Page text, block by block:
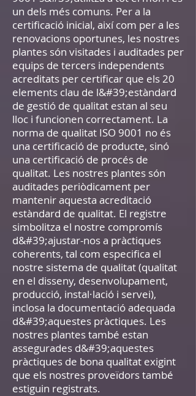
un dels més comuns. Per a la
certificació inicial, així com per a les
renovacions oportunes, les nostres
plantes són visitades i auditades per
equips de tercers independents
acreditats per certificar que els 20
elements clau de l&#39;estàndard
de gestió de qualitat estan al seu
lloc i funcionen correctament. La
norma de qualitat ISO 9001 no és
una certificació de producte, sinó
una certificació de procés de
qualitat. Les nostres plantes són
auditades periòdicament per
mantenir aquesta acreditació
estàndard de qualitat. El registre
simbolitza el nostre compromís
d&#39;ajustar-nos a pràctiques
coherents, tal com especifica el
nostre sistema de qualitat (qualitat
en el disseny, desenvolupament,
producció, instal·lació i servei),
inclosa la documentació adequada
d&#39;aquestes pràctiques. Les
nostres plantes també estan
assegurades d&#39;aquestes
pràctiques de bona qualitat exigint
que els nostres proveïdors també
estiguin registrats.